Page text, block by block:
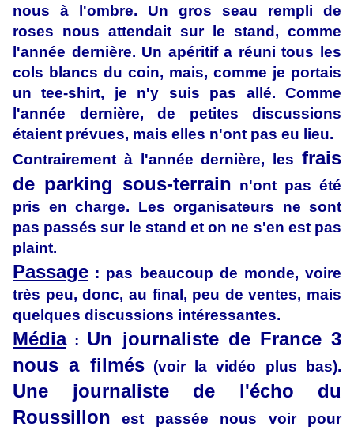
nous à l'ombre. Un gros seau rempli de
roses nous attendait sur le stand, comme
l'année dernière. Un apéritif a réuni tous les
cols blancs du coin, mais, comme je portais
un tee-shirt, je n'y suis pas allé. Comme
l'année dernière, de petites discussions
étaient prévues, mais elles n'ont pas eu lieu.
Contrairement à l'année dernière, les frais
de parking sous-terrain n'ont pas été
pris en charge. Les organisateurs ne sont
pas passés sur le stand et on ne s'en est pas
plaint.
Passage : pas beaucoup de monde, voire
très peu, donc, au final, peu de ventes, mais
quelques discussions intéressantes.
Média: Un journaliste de France 3
nous a filmés(voir la vidéo plus bas).
Une journaliste de l'écho du
Roussillon est passée nous voir pour